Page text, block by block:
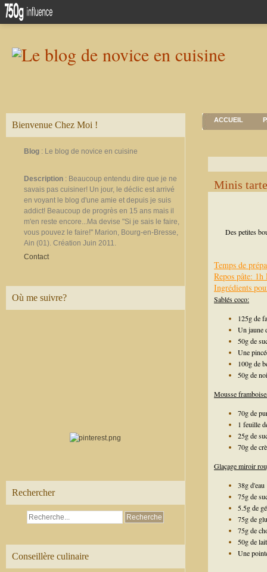
Bienvenue Chez Moi !
Blog : Le blog de novice en cuisine
Description : Beaucoup entendu dire que je ne
savais pas cuisiner! Un jour, le déclic est arrivé
en voyant le blog d'une amie et depuis je suis
addict! Beaucoup de progrès en 15 ans mais il
m'en reste encore...Ma devise "Si je sais le faire,
vous pouvez le faire!" Marion, Bourg-en-Bresse,
Ain (01). Création Juin 2011.
Contact
Où me suivre?
Rechercher
Conseillère culinaire
ACCUEIL
Minis
Des petites
Temps de
Repos pâte:
Ingrédients
Sablés coco:
125g de
Un jaune
50g de
Une
100g de
50g de
Mousse
70g de
1 feuille
25g de
70g de
Glaçage miroir
38g d'eau
75g de
5.5g de
75g de
75g de
50g de
Une